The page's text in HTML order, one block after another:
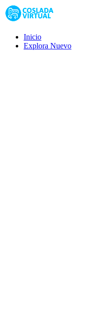
Inicio
Explora Nuevo